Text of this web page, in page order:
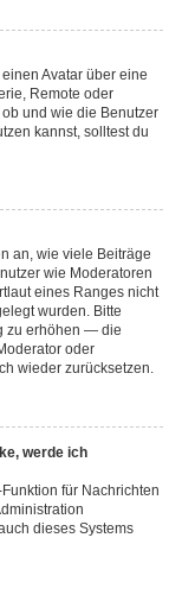
Avatar über eine
Remote oder
und wie die Benutzer
kannst, solltest du
an, wie viele Beiträge
wie Moderatoren
eines Ranges nicht
wurden. Bitte
zu erhöhen — die
oder
wieder zurücksetzen.
werde ich
für Nachrichten
dieses Systems